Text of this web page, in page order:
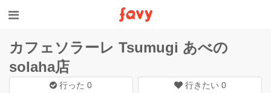
カフェソラーレ Tsumugi あべの
solaha店
行った0 行きたい 0